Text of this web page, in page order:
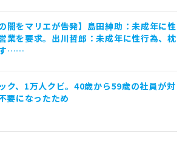
闇をマリエが告発】島田紳助：未成年に性
業を要求。出川哲郎：未成年に性行為、枕
す……
ク、1万人クビ。40歳から59歳の社員が対
要になったため